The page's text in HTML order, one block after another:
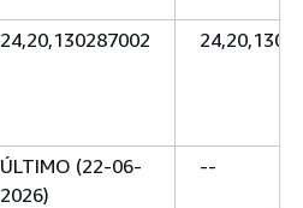
24,20,130287002
ÚLTIMO (22-06-
2026)
--